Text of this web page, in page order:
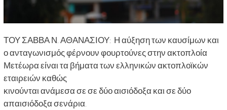
ΤΟΥ ΣΑΒΒΑ Ν. ΑΘΑΝΑΣΙΟΥ: Η αύξηση των καυσίμων και
ο ανταγωνισμός φέρνουν φουρτούνες στην ακτοπλοία
Μετέωρα είναι τα βήματα των ελληνικών ακτοπλοϊκών
εταιρειών καθώς
κινούνται ανάμεσα σε σε δύο αισιόδοξα και σε δύο
απαισιόδοξα σενάρια.